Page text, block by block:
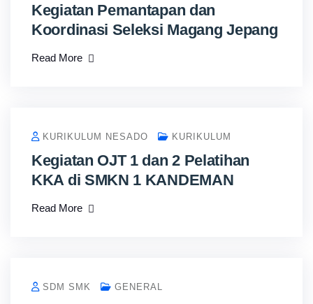
Kegiatan Pemantapan dan
Koordinasi Seleksi Magang Jepang
Read More
KURIKULUM NESADO KURIKULUM
Kegiatan OJT 1 dan 2 Pelatihan
KKA di SMKN 1 KANDEMAN
Read More
SDM SMK GENERAL